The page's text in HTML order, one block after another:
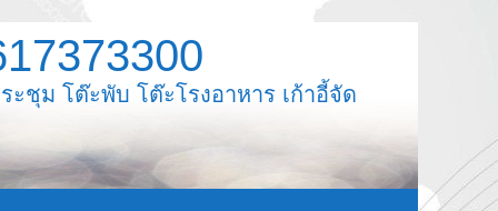
โต๊ะพับ โต๊ะโรงอาหาร เก้าอี้จัด